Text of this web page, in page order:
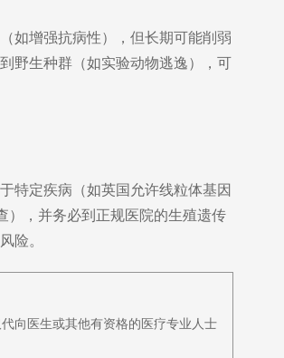
如增强抗病性），但长期可能削弱
野生种群（如实验动物逃逸），可
特定疾病（如英国允许线粒体基因
），并务必到正规医院的生殖遗传
险。
向医生或其他有资格的医疗专业人士